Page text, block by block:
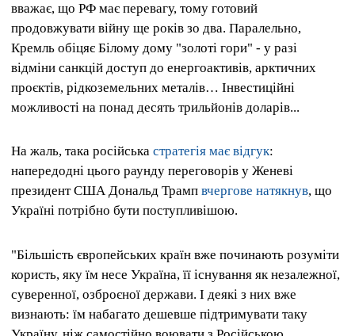
вважає, що РФ має перевагу, тому готовий
продовжувати війну ще років зо два. Паралельно,
Кремль обіцяє Білому дому "золоті гори" - у разі
відміни санкцій доступ до енергоактивів, арктичних
проєктів, рідкоземельних металів… Інвестиційні
можливості на понад десять трильйонів доларів...
На жаль, така російська стратегія має відгук:
напередодні цього раунду переговорів у Женеві
президент США Дональд Трамп вчергове натякнув, що
Україні потрібно бути поступливішою.
"Більшість європейських країн вже починають розуміти
користь, яку їм несе Україна, її існування як незалежної,
суверенної, озброєної держави. І деякі з них вже
визнають: їм набагато дешевше підтримувати таку